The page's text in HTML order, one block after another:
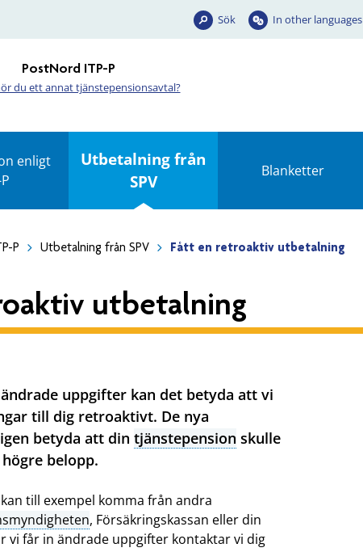
Sök In other languages
PostNord ITP-P
du ett annat tjänstepensionsavtal?
enligt
Utbetalning från
SPV
Blanketter
P Utbetalning från SPV Fått en retroaktiv utbetalning
utbetalning
uppgifter kan det betyda att vi
till dig retroaktivt. De nya
betyda att din tjänstepension skulle
belopp.
till exempel komma från andra
, Försäkringskassan eller din
vi får in ändrade uppgifter kontaktar vi dig